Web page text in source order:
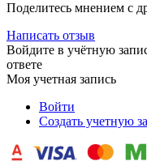
Поделитесь мнением с
Написать отзыв
Войдите в учётную
ответе
Моя учетная запись
Войти
Создать учетную